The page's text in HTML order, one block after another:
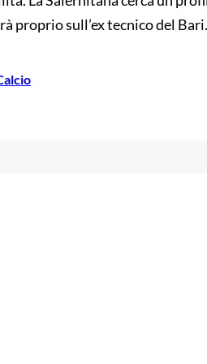
proprio sull’ex tecnico del Bari.